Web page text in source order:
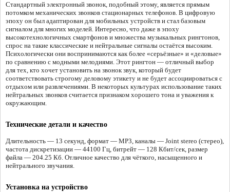
Стандартный электронный звонок, подобный этому, является прямым
потомком механических звонков стационарных телефонов. В цифровую
эпоху он был адаптирован для мобильных устройств и стал базовым
сигналом для многих моделей. Интересно, что даже в эпоху
высокотехнологичных смартфонов и множества музыкальных рингтонов,
спрос на такие классические и нейтральные сигналы остаётся высоким.
Психологически они воспринимаются как более «серьёзные» и «деловые»
по сравнению с модными мелодиями. Этот рингтон — отличный выбор
для тех, кто хочет установить на звонок звук, который будет
соответствовать строгому деловому этикету и не будет ассоциироваться с
отдыхом или развлечениями. В некоторых культурах использование таких
нейтральных звонков считается признаком хорошего тона и уважения к
окружающим.
Технические детали и качество
Длительность — 13 секунд, формат — MP3, каналы — Joint stereo (стерео),
частота дискретизации — 44100 Гц, битрейт — 128 Кбит/сек, размер
файла — 204.25 Кб. Отличное качество для чёткого, насыщенного и
нейтрального звучания.
Установка на устройство